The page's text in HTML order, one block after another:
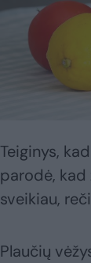
Teiginys,
parodė, kad
sveikiau,
Plaučių